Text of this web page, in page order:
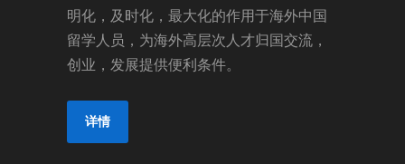
明化，及时化，最大化的作用于海外中国
留学人员，为海外高层次人才归国交流，
创业，发展提供便利条件。
详情